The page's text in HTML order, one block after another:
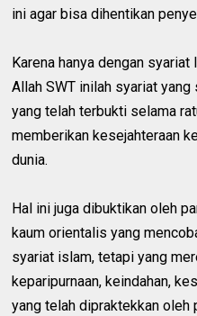
ini agar bisa dihentikan
Karena hanya dengan
Allah SWT inilah syariat
yang telah terbukti selama
memberikan kesejahteraan
dunia.
Hal ini juga dibuktikan oleh
kaum orientalis yang
syariat islam, tetapi yang
keparipurnaan, keindahan,
yang telah dipraktekkan oleh